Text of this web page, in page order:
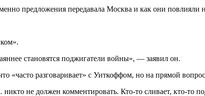
предложения передавала Москва и как они
становятся поджигатели войны», — заявил он.
«часто разговаривает» с Уиткоффом, но на прямой
не должен комментировать. Кто-то сливает, кто-то